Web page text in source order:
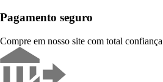
Pagamento seguro
Compre em nosso site com total confiança